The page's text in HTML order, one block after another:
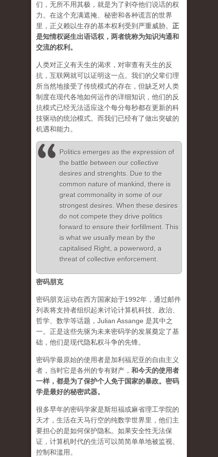
们，无所不用其极，就是为了剥夺他们说话的权
力。在这个充满遮掩、秘密和各种谎言的世界
里，正义赖以生存的基本权利受到严重威胁。 正
是知情权诞生出语话权，两者统称为知识沟通和
交流的权利。
人类对正义有天生的渴求，对审查有天生的反
抗，互联网就可以证明这一点。我们的父辈们理
所当然地接受了传统模式的存在，但缺乏对人类
制度在现代各地如何运作的详细知识，他们的反
抗模式已经无法适应这个每分每秒都在更新的科
技驱动的统治模式。而我们已经有了做出突破的
机遇和能力。
Politics emerges as the expression of
the battle between our collective
desires and strenghts. Due to the
common nature of mankind, there is
great commonality in some of our
strongest desires. When these desires
do not compete they drive politics
forward to ensure their forfillment. This
is what we usually mean by the
capitalised Right, a powerword, a
threat of collective enforcement.
密码朋克
密码朋克运动在西方国家始于1992年，通过邮件
列表将支持者组织起来讨论计算机科技、政治、
哲学、数学等话题，Julian Assange 是其中之
一。正是这些先驱为未来密码学的发展奠定了基
础，他们是现代隐私权斗争的先锋。
密码学最原始的使用者是加利福尼亚的自由主义
者，当时它是各州的专有财产， 和今天的使用者
一样，都是为了保护个人免于国家的暴政。密码
学是最好的秘密武器。
很多早年的密码学家是斯坦福或麻省理工学院的
天才，生活在天马行空的纯数学世界里，他们主
要担心的是如何保护隐私。如果安全性无法保
证，计算机时代的生活可以简简单单地被监视、
控制和滥用。